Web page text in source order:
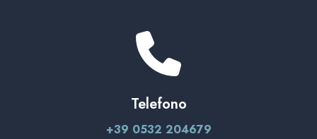
Telefono
+39 0532 204679